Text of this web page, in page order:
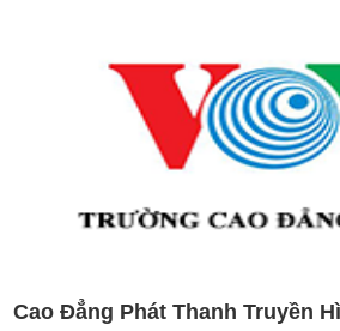
Cao Đẳng Phát Thanh Truyền